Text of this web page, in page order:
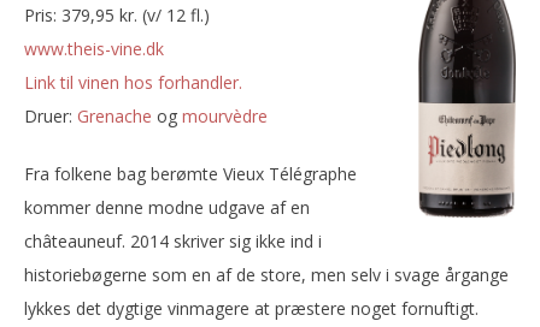
Pris: 379,95 kr. (v/ 12 fl.)
www.theis-vine.dk
Link til vinen hos forhandler.
Druer:
grenache og mourvèdre
Fra folkene bag berømte Vieux Télégraphe
kommer denne modne udgave af en
châteauneuf. 2014 skriver sig ikke ind i
historiebøgerne som en af de store, men selv i svage årgange
lykkes det dygtige vinmagere at præstere noget fornuftigt.